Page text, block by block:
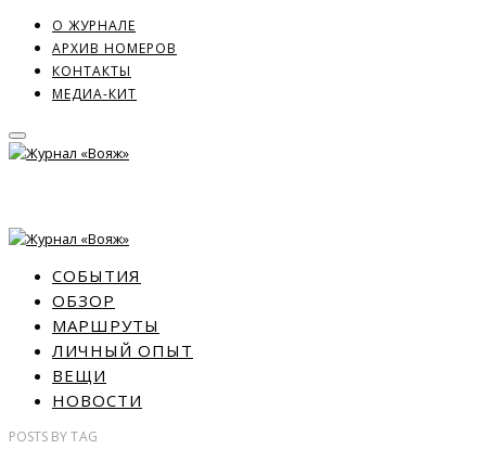
О ЖУРНАЛЕ
АРХИВ НОМЕРОВ
КОНТАКТЫ
МЕДИА-КИТ
СОБЫТИЯ
ОБЗОР
МАРШРУТЫ
ЛИЧНЫЙ ОПЫТ
ВЕЩИ
НОВОСТИ
POSTS BYTAG